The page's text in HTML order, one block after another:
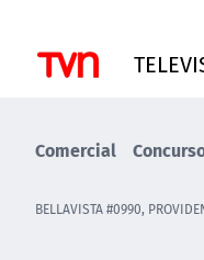
Comercial
BELLAVISTA #0990,